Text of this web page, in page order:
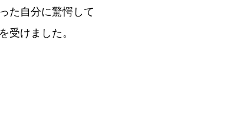
た自分に驚愕して
受けました。